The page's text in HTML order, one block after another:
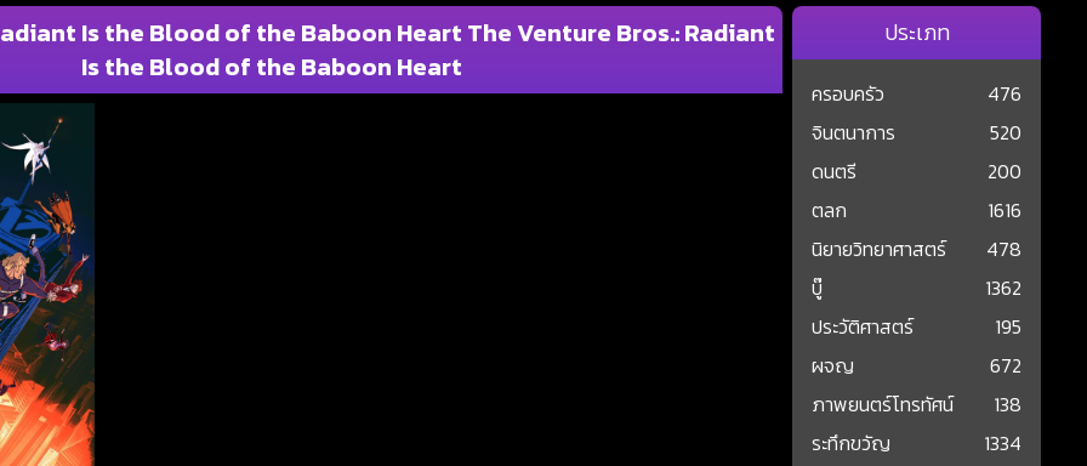
Is the Blood of the Baboon Heart The Venture Bros.: Radiant
Is the Blood of the Baboon Heart
ประเภท
ครอบครัว
476
จินตนาการ
520
ดนตรี
200
ตลก
1616
นิยายวิทยาศาสตร์
478
บู๊
1362
ประวัติศาสตร์
195
ผจญ
672
ภาพยนตร์โทรทัศน์
138
ระทึกขวัญ
1334